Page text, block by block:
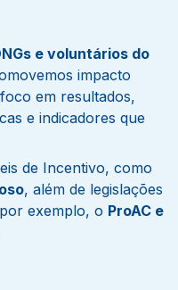
e voluntários do
impacto
em resultados,
e indicadores que
de Incentivo, como
, além de legislações
exemplo, o ProAC e